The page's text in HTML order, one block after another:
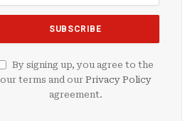
By signing up, you agree to the
our terms and our Privacy Policy
agreement.